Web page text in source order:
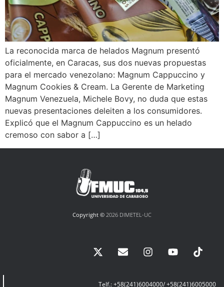
La reconocida marca de helados Magnum presentó
oficialmente, en Caracas, sus dos nuevas propuestas
para el mercado venezolano: Magnum Cappuccino y
Magnum Cookies & Cream. La Gerente de Marketing
Magnum Venezuela, Michele Bovy, no duda que estas
nuevas presentaciones deleiten a los consumidores.
Explicó que el Magnum Cappuccino es un helado
cremoso con sabor a […]
Copyright © 2026 DIMETEL-UC
Telf.: +58(241)6004000/ +58(241)6005000